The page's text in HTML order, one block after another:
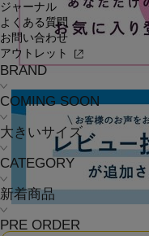
ジャーナル
よくある質問
お問い合わせ
アウトレット
BRAND
COMING SOON
大きいサイズ
CATEGORY
新着商品
PRE ORDER